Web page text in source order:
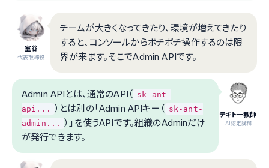
室谷
代表取締役
チームが大きくなってきたり、環境が増えてきたり
すると、コンソールからポチポチ操作するのは限
界が来ます。そこでAdmin APIです。
テキトー教師
.AI認定講師
Admin APIとは、通常のAPI（ sk-ant-
api... ）とは別の「Admin APIキー（ sk-ant-
admin...
）」を使うAPIです。組織のAdminだけ
が発行できます。